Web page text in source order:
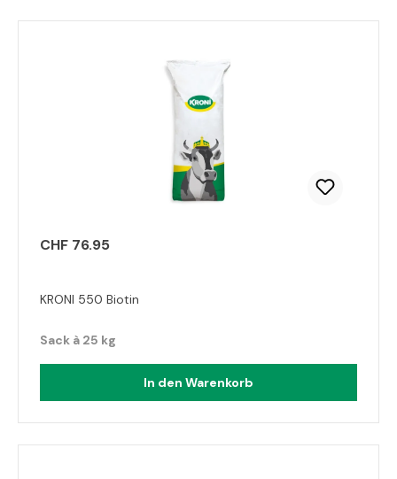
CHF 76.95
KRONI 550 Biotin
Sack à 25 kg
In den Warenkorb